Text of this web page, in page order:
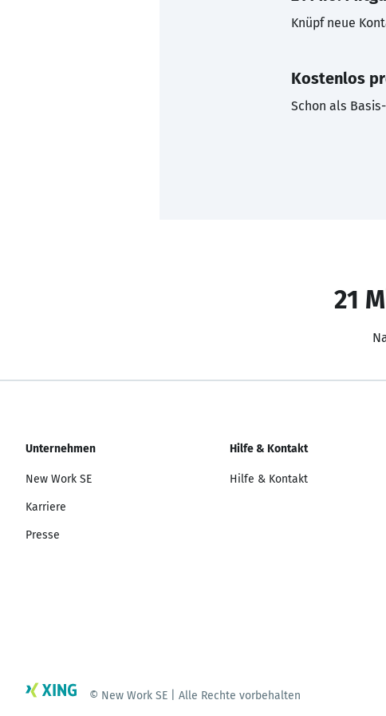
Knüpf neue
Kostenlos
Schon als
21
Unternehmen
New Work SE
Karriere
Presse
Hilfe & Kontakt
Hilfe & Kontakt
© New Work SE | Alle Rechte vorbehalten